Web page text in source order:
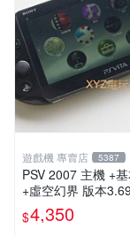
遊戲機 專賣店 5387
PSV 2007 主機 +
+虛空幻界 版本3.69 PS Vita2
$4,350